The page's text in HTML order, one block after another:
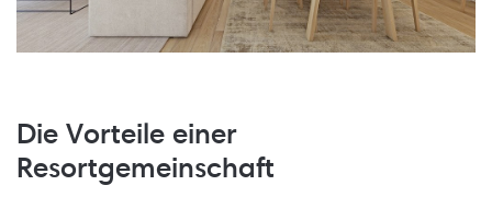
Die Vorteile einer
Resortgemeinschaft